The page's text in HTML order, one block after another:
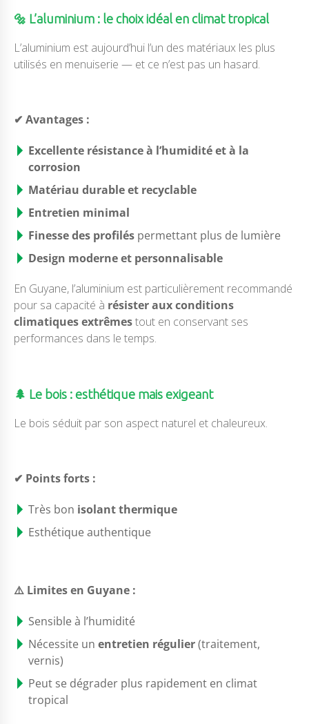
🔩 L’aluminium : le choix idéal en climat tropical
L’aluminium est aujourd’hui l’un des matériaux les plus
utilisés en menuiserie — et ce n’est pas un hasard.
✔ Avantages :
Excellente résistance à l’humidité et à la
corrosion
Matériau durable et recyclable
Entretien minimal
Finesse des profiléspermettant plus de lumière
Design moderne et personnalisable
En Guyane, l’aluminium est particulièrement recommandé
pour sa capacité à résister aux conditions
climatiques extrêmestout en conservant ses
performances dans le temps.
🌲 Le bois : esthétique mais exigeant
Le bois séduit par son aspect naturel et chaleureux.
✔ Points forts :
Très bon isolant thermique
Esthétique authentique
⚠️ Limites en Guyane :
Sensible à l’humidité
Nécessite un entretien régulier(traitement,
vernis)
Peut se dégrader plus rapidement en climat
tropical